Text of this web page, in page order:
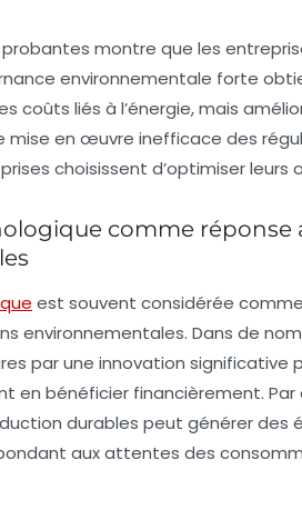
probantes montre que les
environnementale forte
coûts liés à l’énergie, mais
mise en œuvre inefficace des
choisissent d’optimiser
comme réponse
est souvent considérée
environnementales. Dans de
par une innovation significative
en bénéficier financièrement. Par
durables peut générer des
aux attentes des